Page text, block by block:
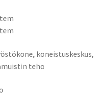
koneistuskeskus,
teho